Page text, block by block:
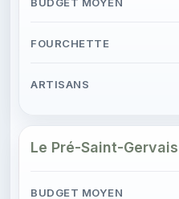
Le Pré-Saint-Gervais